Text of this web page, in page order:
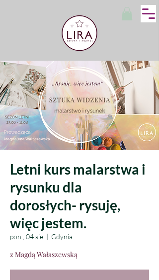
Letni kurs malarstwa i
rysunku dla
dorosłych- rysuję,
więc jestem.
pon., 04 sie
  |
Gdynia
z Magdą Wałaszewską